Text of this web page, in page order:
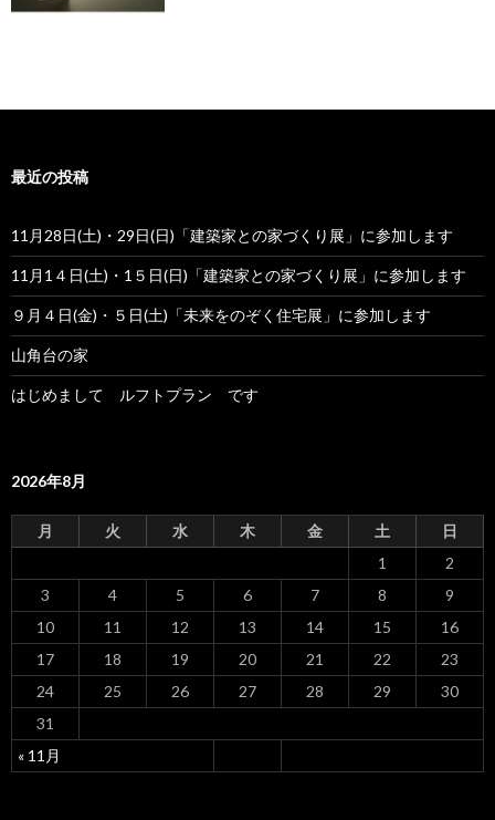
最近の投稿
11月28日(土)・29日(日)「建築家との家づくり展」に参加します
11月1４日(土)・1５日(日)「建築家との家づくり展」に参加します
９月４日(金)・５日(土)「未来をのぞく住宅展」に参加します
山角台の家
はじめまして ルフトプラン です
2026年8月
月 火 水 木 金 土 日
« 11月
1
2
3
4 5 6 7 8
9
10
11 12 13 14 15
16
17
18 19 20 21 22
23
24
25 26 27 28 29
30
31